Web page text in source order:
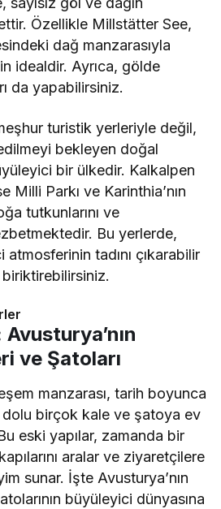
Özellikle Millstätter See,
dağ manzarasıyla
idealdir. Ayrıca, gölde
da yapabilirsiniz.
turistik yerleriyle değil,
bekleyen doğal
bir ülkedir. Kalkalpen
Milli Parkı ve Karinthia’nın
tutkunlarını ve
Bu yerlerde,
atmosferinin tadını çıkarabilir
ve Şatoları
manzarası, tarih boyunca
dolu birçok kale ve şatoya ev
eski yapılar, zamanda bir
aralar ve ziyaretçilere
sunar. İşte Avusturya’nın
büyüleyici dünyasına